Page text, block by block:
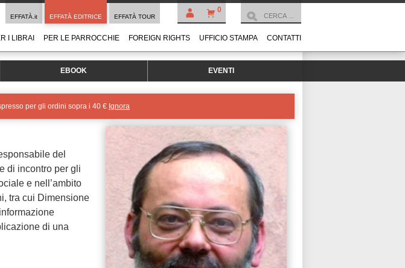
0
EFFATÀ.it EFFATÀ EDITRICE EFFATÀ TOUR
I LIBRAI PER LE PARROCCHIE FOREIGN RIGHTS UFFICIO STAMPA CONTATTI
EBOOK EVENTI
per gli ordini sopra i 40 € Ignora
del
di incontro per gli
e nell’ambito
tra cui Dimensione
di una